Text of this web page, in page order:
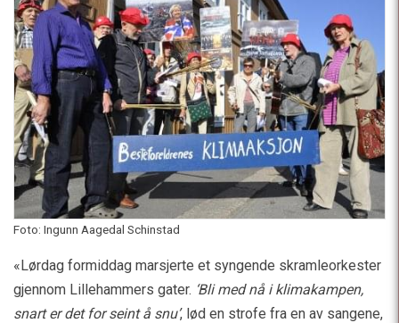
Foto: Ingunn Aagedal Schinstad
«Lørdag formiddag marsjerte et syngende skramleorkester
gjennom Lillehammers gater. ‘Bli med nå i klimakampen,
snart er det for seint å snu’, lød en strofe fra en av sangene,